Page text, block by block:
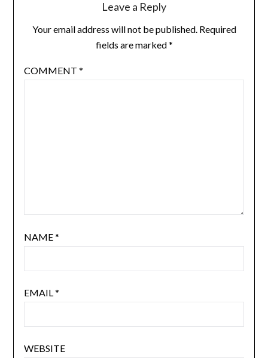
Leave a Reply
Your email address will not be published. Required
fields are marked*
COMMENT *
NAME*
EMAIL*
WEBSITE